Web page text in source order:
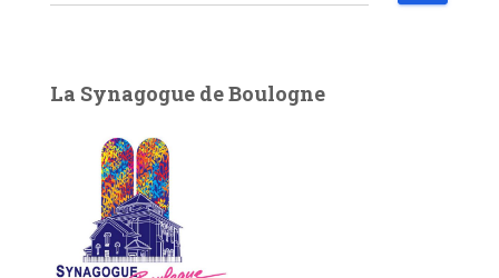
rLa Synagogue de Boulogne